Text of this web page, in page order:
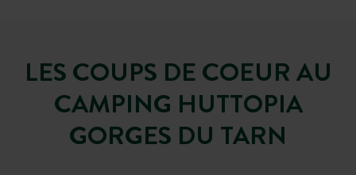
LES COUPS DE COEUR AU
CAMPING HUTTOPIA
GORGES DU TARN